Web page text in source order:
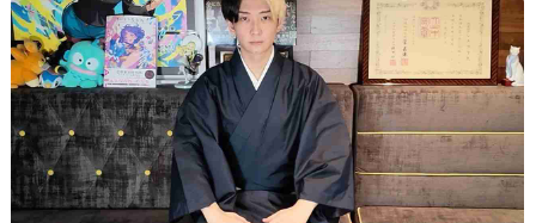
か聴いててわからなくなりそう
出典：i0.wp.com
+67 -0